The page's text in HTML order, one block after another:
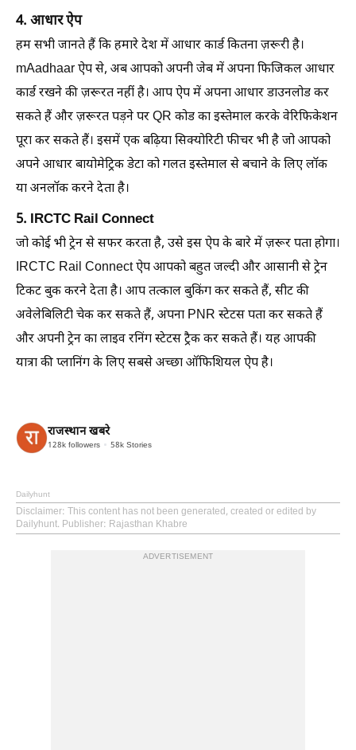
4. आधार ऐप
हम सभी जानते हैं कि हमारे देश में आधार कार्ड कितना ज़रूरी है।
mAadhaar ऐप से, अब आपको अपनी जेब में अपना फिजिकल आधार
कार्ड रखने की ज़रूरत नहीं है। आप ऐप में अपना आधार डाउनलोड कर
सकते हैं और ज़रूरत पड़ने पर QR कोड का इस्तेमाल करके वेरिफिकेशन
पूरा कर सकते हैं। इसमें एक बढ़िया सिक्योरिटी फीचर भी है जो आपको
अपने आधार बायोमेट्रिक डेटा को गलत इस्तेमाल से बचाने के लिए लॉक
या अनलॉक करने देता है।
5. IRCTC Rail Connect
जो कोई भी ट्रेन से सफर करता है, उसे इस ऐप के बारे में ज़रूर पता होगा।
IRCTC Rail Connect ऐप आपको बहुत जल्दी और आसानी से ट्रेन
टिकट बुक करने देता है। आप तत्काल बुकिंग कर सकते हैं, सीट की
अवेलेबिलिटी चेक कर सकते हैं, अपना PNR स्टेटस पता कर सकते हैं
और अपनी ट्रेन का लाइव रनिंग स्टेटस ट्रैक कर सकते हैं। यह आपकी
यात्रा की प्लानिंग के लिए सबसे अच्छा ऑफिशियल ऐप है।
राजस्थान खबरे
128k followers 58k Stories
Dailyhunt
Disclaimer: This content has not been generated, created or edited by
Dailyhunt. Publisher: Rajasthan Khabre
ADVERTISEMENT